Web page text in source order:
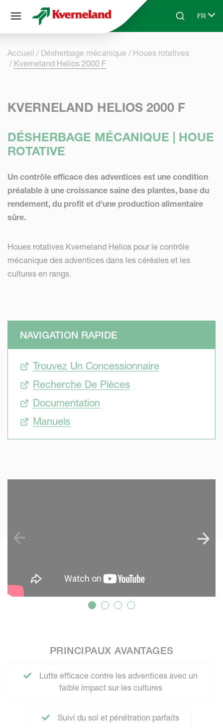
Skip to main contentSearchFR
Select
Accueil Désherbage mécanique
Houes rotatives
Kverneland Helios 2000 F
KVERNELAND HELIOS 2000 F
DÉSHERBAGE MÉCANIQUE | HOUE
ROTATIVE
Un contrôle efficace des adventices est une condition
préalable à une croissance saine des plantes, base du
rendement, du profit et d'une production alimentaire
sûre.
Houes rotatives Kverneland Helios pour le contrôle
mécanique des adventices dans les céréales et les
cultures en rangs.
NAVIGATION RAPIDE
Trouvez Un Concessionnaire
Recherche De Pièces
Documentation
Manuels
PRINCIPAUX AVANTAGES
Lutte efficace contre les adventices avec un
faible impact sur les cultures
Suivi du sol et pénétration parfaits
Panneau de gestion des cookies